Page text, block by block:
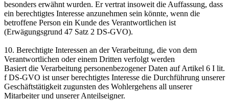
besonders erwähnt wurden. Er vertrat insoweit die Auffassung, dass
ein berechtigtes Interesse anzunehmen sein könnte, wenn die
betroffene Person ein Kunde des Verantwortlichen ist
(Erwägungsgrund 47 Satz 2 DS-GVO).
10. Berechtigte Interessen an der Verarbeitung, die von dem
Verantwortlichen oder einem Dritten verfolgt werden
Basiert die Verarbeitung personenbezogener Daten auf Artikel 6 I lit.
f DS-GVO ist unser berechtigtes Interesse die Durchführung unserer
Geschäftstätigkeit zugunsten des Wohlergehens all unserer
Mitarbeiter und unserer Anteilseigner.